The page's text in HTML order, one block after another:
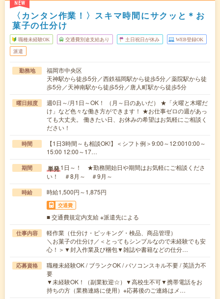
NEW
〈カンタン作業！〉スキマ時間にサクッと＊お
菓子の仕分け
職種未経験OK 交通費別途支給あり 土日祝日が休み WEB登録OK
派遣
勤務地
福岡市中央区
天神駅から徒歩5分／西鉄福岡駅から徒歩5分／薬院駅から徒
歩5分／天神南駅から徒歩5分／唐人町駅から徒歩5分
曜日頻度
週0日～/月1日～OK！ （月～日のあいだ） ★「火曜と木曜だ
け」など色々な働き方ができます！ ★お仕事ゼロの週があっ
ても大丈夫。 働きたい日、お休みの希望はお気軽にご相談く
ださい！
時間
【1日3時間～も相談OK!】＜シフト例＞9:00～12:0010:00～
15:00 12:00～17…
期間 単発1日～！ ★勤務開始日や期間はお気軽にご相談くださ
い！ ＃8月～ ＃9月～
時給 時給1,500円～1,875円
交通費
■ 交通費規定内支給 ※派遣先による
仕事内容
軽作業（仕分け・ピッキング・検品、商品管理）
＼お菓子の仕分け／＜とってもシンプルなので未経験でも安
心！＞▼封入作業及び梱包▼雑誌や書籍などの仕分…
応募資格
職種未経験OK / ブランクOK / パソコンスキル不要 / 英語力不
要
▼未経験OK！（副業歓迎☆）▼高校生不可▼携帯電話をお
持ちの方（業務連絡に使用）※応募後のご連絡はメ…